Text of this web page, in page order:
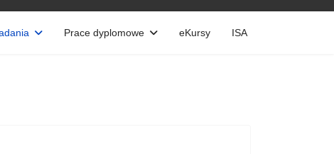
Prace dyplomowe eKursy ISA